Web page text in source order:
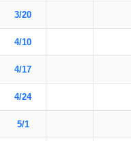
3/20
4/10
4/17
4/24
5/1